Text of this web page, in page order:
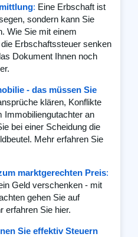
: Eine Erbschaft ist
sondern kann Sie
Wie Sie mit einem
Erbschaftssteuer senken
Dokument Ihnen noch
- das müssen Sie
klären, Konflikte
Immobiliengutachter an
bei einer Scheidung die
Mehr erfahren Sie
marktgerechten Preis:
Geld verschenken - mit
gehen Sie auf
erfahren Sie hier.
Sie effektiv Steuern